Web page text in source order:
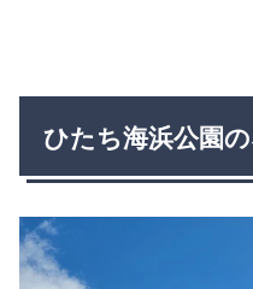
ひたち海浜公園